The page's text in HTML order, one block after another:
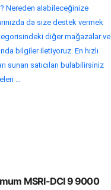
Nereden alabileceğinize
da size destek vermek
diğer mağazalar ve
bilgiler iletiyoruz. En hızlı
sunan satıcıları bulabilirsiniz
...
MSRI-DCI 9 9000